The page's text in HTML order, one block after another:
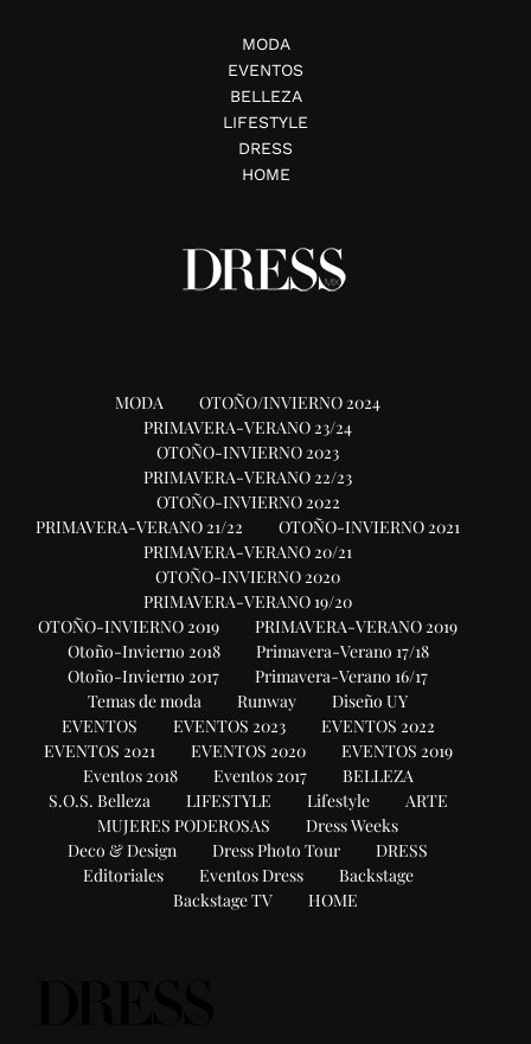
MODA
EVENTOS
BELLEZA
LIFESTYLE
DRESS
HOME
MODA
OTOÑO/INVIERNO 2024
PRIMAVERA-VERANO 23/24
OTOÑO-INVIERNO 2023
PRIMAVERA-VERANO 22/23
OTOÑO-INVIERNO 2022
PRIMAVERA-VERANO 21/22
OTOÑO-INVIERNO 2021
PRIMAVERA-VERANO 20/21
OTOÑO-INVIERNO 2020
PRIMAVERA-VERANO 19/20
OTOÑO-INVIERNO 2019
PRIMAVERA-VERANO 2019
Otoño-Invierno 2018
Primavera-Verano 17/18
Otoño-Invierno 2017
Primavera-Verano 16/17
Temas de moda
Runway
Diseño UY
EVENTOS
EVENTOS 2023
EVENTOS 2022
EVENTOS 2021
EVENTOS 2020
EVENTOS 2019
Eventos 2018
Eventos 2017
BELLEZA
S.O.S. Belleza
LIFESTYLE Lifestyle
ARTE
MUJERES PODEROSAS
Dress Weeks
Deco & Design
Dress Photo Tour
DRESS
Editoriales
Eventos Dress
Backstage
Backstage TV
HOME